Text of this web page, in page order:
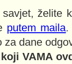
želite
putem maila.
za dane
VAMA